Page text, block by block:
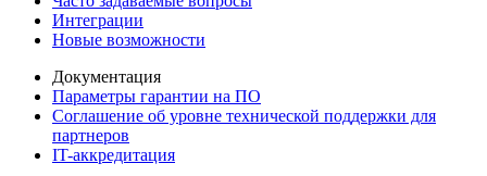
Интеграции
Новые возможности
Документация
Параметры гарантии на ПО
Соглашение об уровне технической поддержки для
партнеров
IT-аккредитация